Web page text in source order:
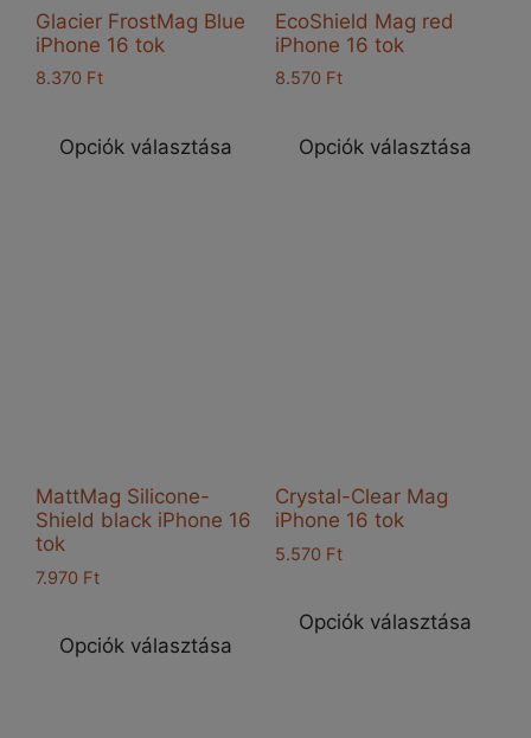
Glacier FrostMag Blue
iPhone 16 tok
8.370 Ft
Opciók választása
EcoShield Mag red
iPhone 16 tok
8.570 Ft
Opciók választása
MattMag Silicone-
Shield black iPhone 16
tok
7.970 Ft
Opciók választása
Ennek
Crystal-Clear Mag
iPhone 16 tok
5.570 Ft
Opciók választása